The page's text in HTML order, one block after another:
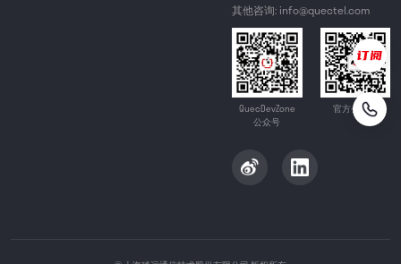
其他咨询: info@quectel.com
QuecDevZone
公众号
官方公众号